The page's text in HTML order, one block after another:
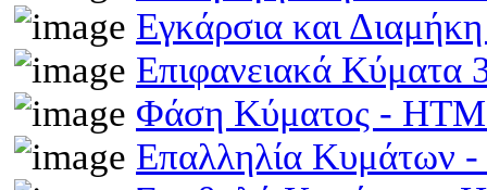
Εγκάρσια και
Επιφανειακά
Φάση Κύματος -
Επαλληλία Κυμάτων